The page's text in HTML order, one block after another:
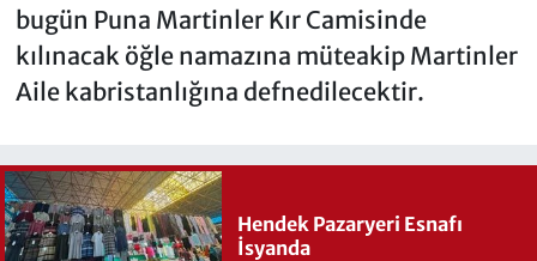
bugün Puna Martinler Kır Camisinde
kılınacak öğle namazına müteakip Martinler
Aile kabristanlığına defnedilecektir.
Hendek Pazaryeri Esnafı
İsyanda